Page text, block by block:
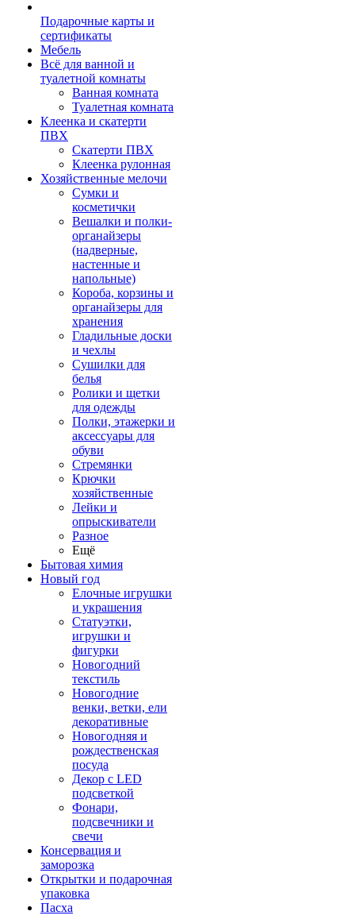
Подарочные карты и
сертификаты
Мебель
Всё для ванной и
туалетной комнаты
Ванная комната
Туалетная комната
Клеенка и скатерти
ПВХ
Скатерти ПВХ
Клеенка рулонная
Хозяйственные мелочи
Сумки и
косметички
Вешалки и полки-
органайзеры
(надверные,
настенные и
напольные)
Короба, корзины и
органайзеры для
хранения
Гладильные доски
и чехлы
Сушилки для
белья
Ролики и щетки
для одежды
Полки, этажерки и
аксессуары для
обуви
Стремянки
Крючки
хозяйственные
Лейки и
опрыскиватели
Разное
Ещё
Бытовая химия
Новый год
Елочные игрушки
и украшения
Статуэтки,
игрушки и
фигурки
Новогодний
текстиль
Новогодние
венки, ветки, ели
декоративные
Новогодняя и
рождественская
посуда
Декор с LED
подсветкой
Фонари,
подсвечники и
свечи
Консервация и
заморозка
Открытки и подарочная
упаковка
Пасха